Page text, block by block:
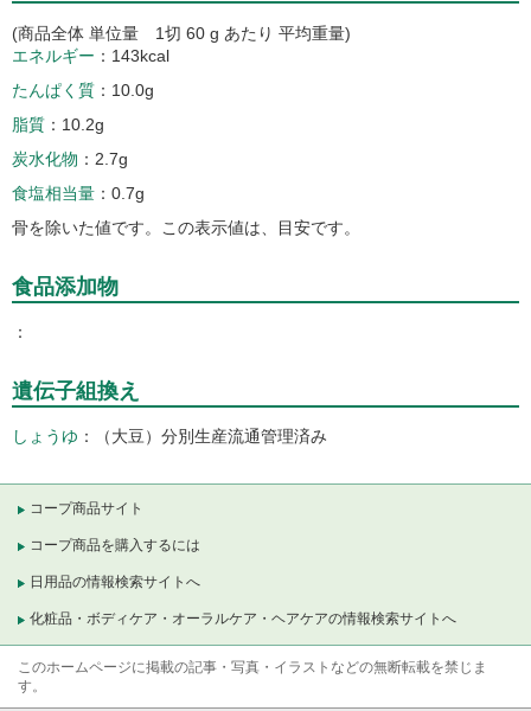
(商品全体 単位量 1切 60 g あたり 平均重量)
エネルギー
143kcal
たんぱく質
10.0g
脂質
10.2g
炭水化物
2.7g
食塩相当量
0.7g
骨を除いた値です。この表示値は、目安です。
食品添加物
遺伝子組換え
しょうゆ （大豆）分別生産流通管理済み
コープ商品サイト
コープ商品を購入するには
日用品の情報検索サイトへ
化粧品・ボディケア・オーラルケア・ヘアケアの情報検索サイトへ
このホームページに掲載の記事・写真・イラストなどの無断転載を禁じま
す。